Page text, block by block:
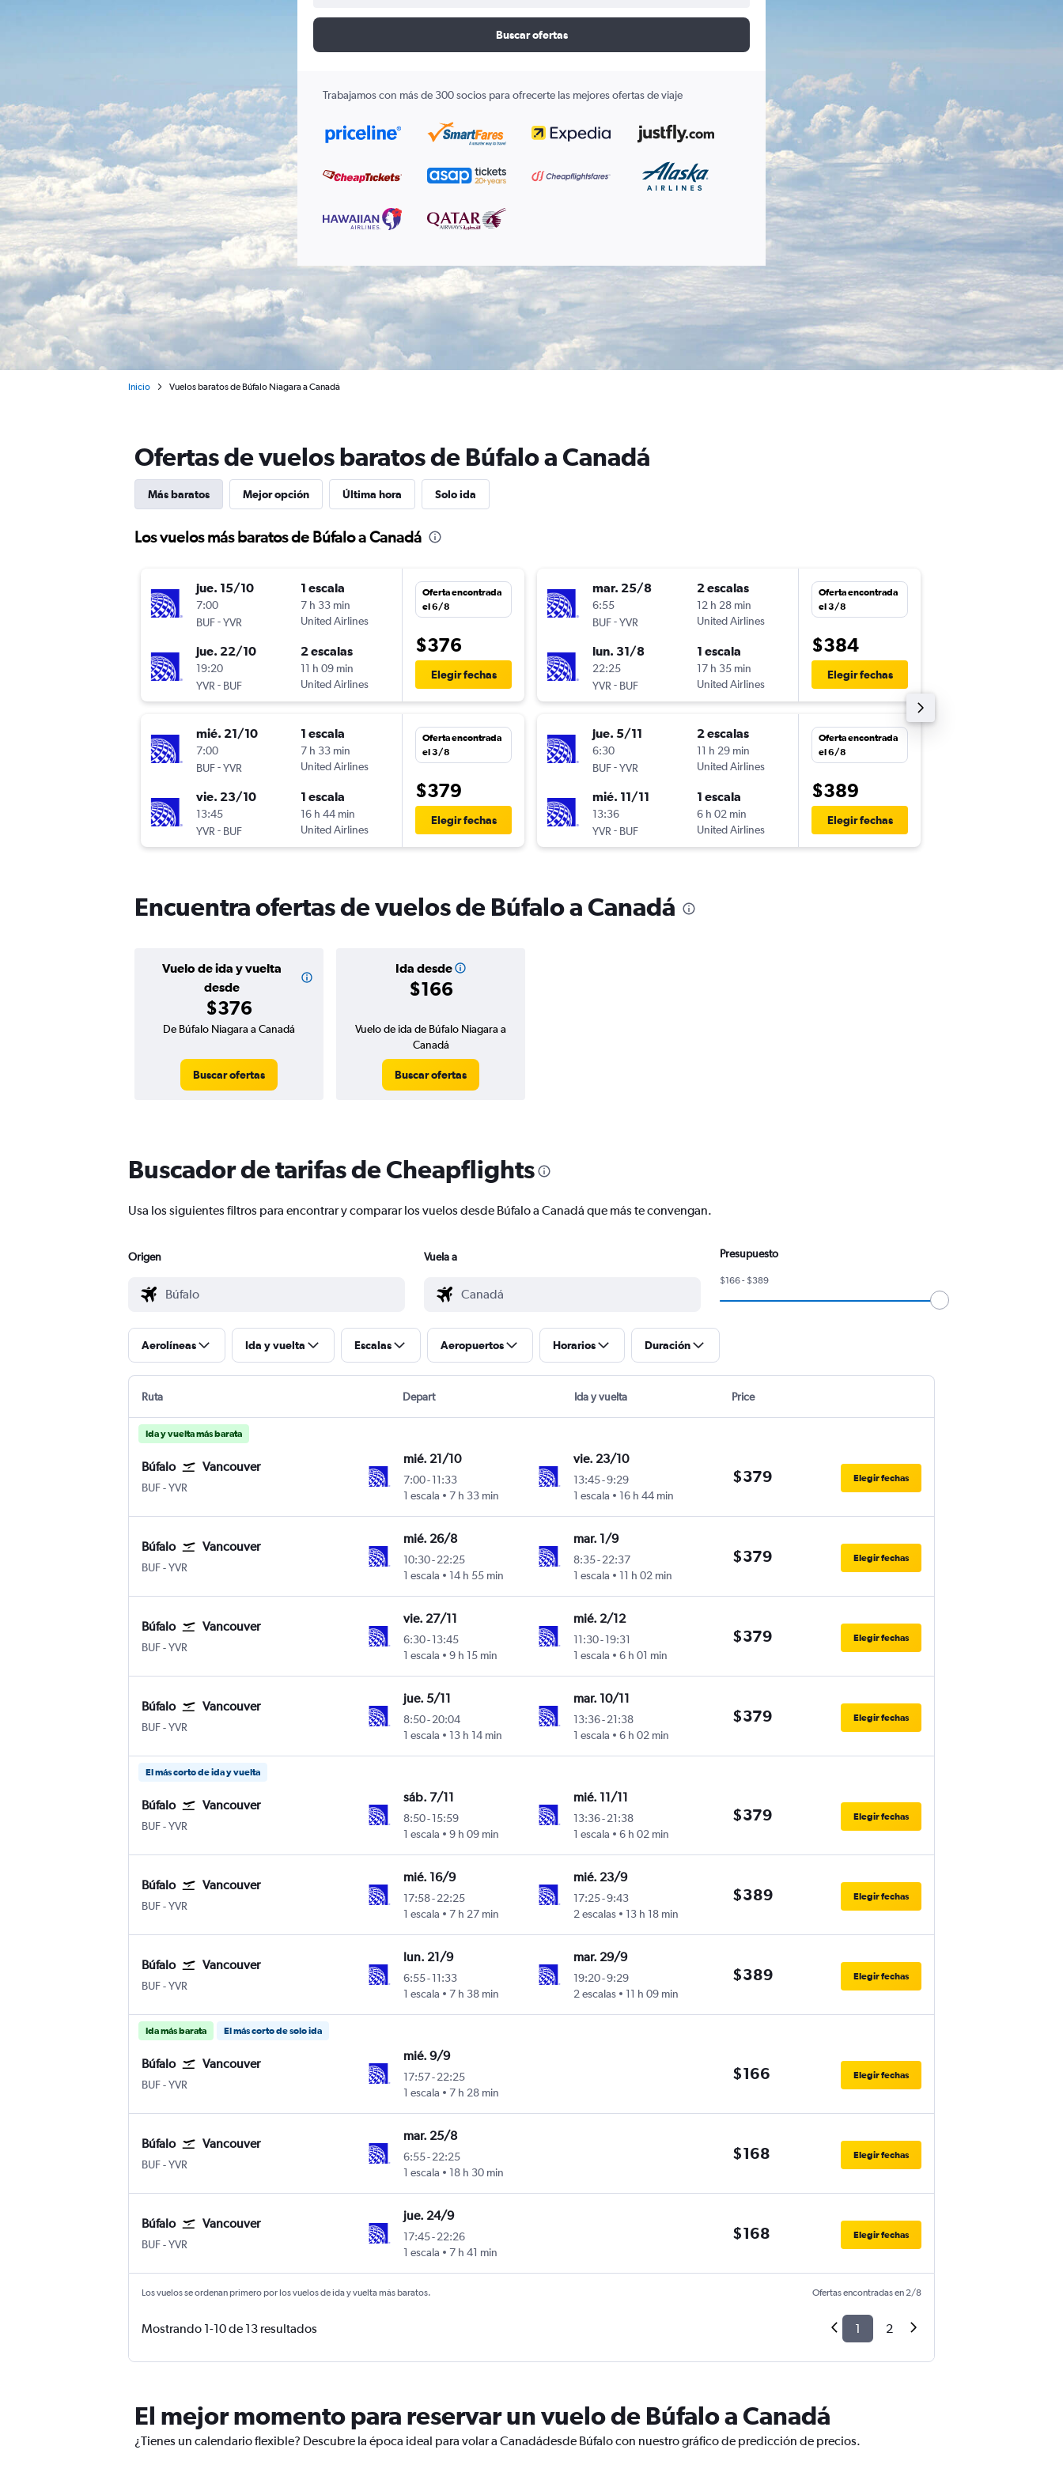
Buscar ofertas
Trabajamos con más de 300 socios para ofrecerte las mejores ofertas de viaje
Inicio Vuelos baratos de Búfalo Niagara a Canadá
Ofertas de vuelos baratos de Búfalo a Canadá
Más baratos Mejor opción Última hora Solo ida
Los vuelos más baratos de Búfalo a Canadá
jue. 15/10
7:00
BUF-YVR
1 escala
7 h 33 min
United Airlines
jue. 22/10
19:20
YVR - BUF
2 escalas
11 h 09 min
United Airlines
Oferta encontrada
el 6/8
$376
Elegir fechas
mié. 21/10
7:00
BUF-YVR
1 escala
7 h 33 min
United Airlines
vie. 23/10
13:45
YVR - BUF
1 escala
16 h 44 min
United Airlines
Oferta encontrada
el 3/8
$379
Elegir fechas
mar. 25/8
6:55
BUF-YVR
2 escalas
12 h 28 min
United Airlines
lun. 31/8
22:25
YVR - BUF
1 escala
17 h 35 min
United Airlines
Oferta encontrada
el 3/8
$384
Elegir fechas
jue. 5/11
6:30
BUF-YVR
2 escalas
11 h 29 min
United Airlines
mié. 11/11
13:36
YVR - BUF
1 escala
6 h 02 min
United Airlines
Oferta encontrada
el 6/8
$389
Elegir fechas
Encuentra ofertas de vuelos de Búfalo a Canadá
Vuelo de ida y vuelta
desde
$376
Ida desde
$166
De Búfalo Niagara a Canadá
Buscar ofertas
Vuelo de ida de Búfalo Niagara a
Canadá
Buscar ofertas
Buscador de tarifas de Cheapflights
Usa los siguientes filtros para encontrar y comparar los vuelos desde Búfalo a Canadá que más te convengan.
Origen Vuela a Presupuesto
$166 - $389
Aerolíneas Ida y vuelta Escalas Aeropuertos Horarios Duración
Ruta Depart Ida y vuelta Price
Ida y vuelta más barata
Búfalo Vancouver
BUFBúfalo Niagara
-YVR
mié. 21/10
7:00-11:33
1 escala
7 h 33 min
vie. 23/10
13:45-9:29
1 escala
16 h 44 min
$379 Elegir fechas
Búfalo Vancouver
BUFBúfalo Niagara
-YVR
mié. 26/8
10:30-22:25
1 escala
14 h 55 min
mar. 1/9
8:35-22:37
1 escala
11 h 02 min
$379 Elegir fechas
Búfalo Vancouver
BUFBúfalo Niagara
-YVR
vie. 27/11
6:30-13:45
1 escala
9 h 15 min
mié. 2/12
11:30-19:31
1 escala
6 h 01 min
$379 Elegir fechas
Búfalo Vancouver
BUFBúfalo Niagara
-YVR
jue. 5/11
8:50-20:04
1 escala
13 h 14 min
mar. 10/11
13:36-21:38
1 escala
6 h 02 min
$379 Elegir fechas
El más corto de ida y vuelta
Búfalo Vancouver
BUFBúfalo Niagara
-YVR
sáb. 7/11
8:50-15:59
1 escala
9 h 09 min
mié. 11/11
13:36-21:38
1 escala
6 h 02 min
$379 Elegir fechas
Búfalo Vancouver
BUFBúfalo Niagara
-YVR
mié. 16/9
17:58-22:25
1 escala
7 h 27 min
mié. 23/9
17:25-9:43
2 escalas
13 h 18 min
$389 Elegir fechas
Búfalo Vancouver
BUFBúfalo Niagara
-YVR
lun. 21/9
6:55-11:33
1 escala
7 h 38 min
mar. 29/9
19:20-9:29
2 escalas
11 h 09 min
$389 Elegir fechas
Ida más barata El más corto de solo ida
Búfalo Vancouver
BUFBúfalo Niagara
-YVR
mié. 9/9
17:57-22:25
1 escala
7 h 28 min
$166 Elegir fechas
Búfalo Vancouver
BUFBúfalo Niagara
-YVR
mar. 25/8
6:55-22:25
1 escala
18 h 30 min
$168 Elegir fechas
Búfalo Vancouver
BUFBúfalo Niagara
-YVR
jue. 24/9
17:45-22:26
1 escala
7 h 41 min
$168 Elegir fechas
Los vuelos se ordenan primero por los vuelos de ida y vuelta más baratos. Ofertas encontradas en 2/8
Mostrando 1-10 de 13 resultados 1 2
El mejor momento para reservar un vuelo de Búfalo a Canadá
¿Tienes un calendario flexible? Descubre la época ideal para volar a Canadádesde Búfalo con nuestro gráfico de predicción de precios.